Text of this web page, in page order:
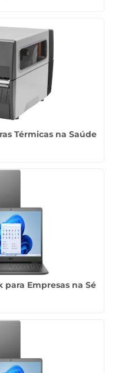
Térmicas na Saúde
para Empresas na Sé